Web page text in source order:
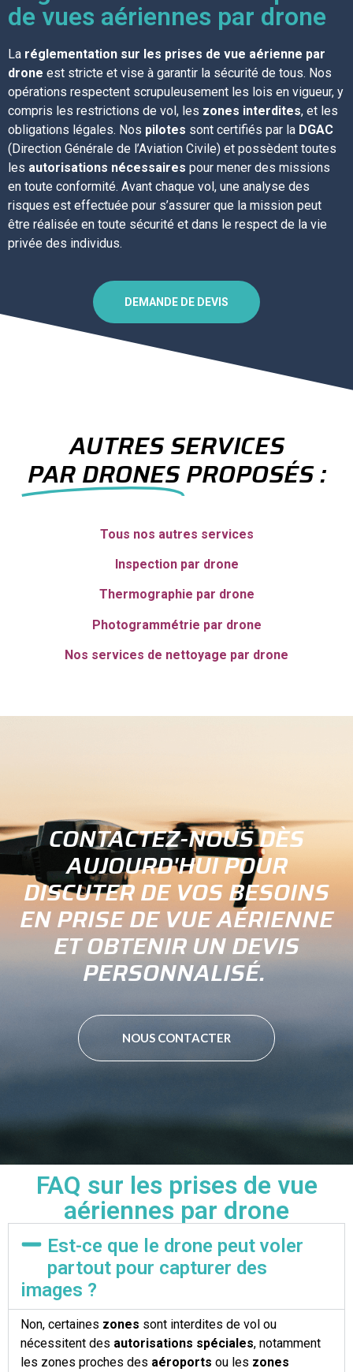
de vues aériennes par drone
La réglementation sur les prises de vue aérienne par
drone est stricte et vise à garantir la sécurité de tous. Nos
opérations respectent scrupuleusement les lois en vigueur, y
compris les restrictions de vol, les zones interdites, et les
obligations légales. Nos pilotes sont certifiés par la DGAC
(Direction Générale de l’Aviation Civile) et possèdent toutes
les autorisations nécessaires pour mener des missions
en toute conformité. Avant chaque vol, une analyse des
risques est effectuée pour s’assurer que la mission peut
être réalisée en toute sécurité et dans le respect de la vie
privée des individus.
DEMANDE DE DEVIS
AUTRES SERVICES
PAR DRONES PROPOSÉS :
Tous nos autres services
Inspection par drone
Thermographie par drone
Photogrammétrie par drone
Nos services de nettoyage par drone
CONTACTEZ-NOUS DÈS
AUJOURD'HUI POUR
DISCUTER DE VOS BESOINS
EN PRISE DE VUE AÉRIENNE
ET OBTENIR UN DEVIS
PERSONNALISÉ.
NOUS CONTACTER
FAQ sur les prises de vue
aériennes par drone
Est-ce que le drone peut voler
partout pour capturer des
images ?
Non, certaines zones sont interdites de vol ou
nécessitent des autorisations spéciales, notamment
les zones proches des aéroports ou les zones